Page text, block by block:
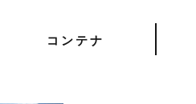
コンテナ